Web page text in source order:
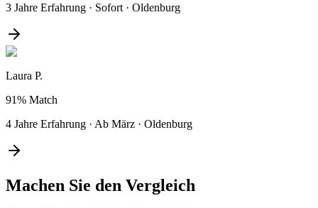
3 Jahre Erfahrung · Sofort · Oldenburg
Laura P.
91% Match
4 Jahre Erfahrung · Ab März · Oldenburg
Machen Sie den Vergleich